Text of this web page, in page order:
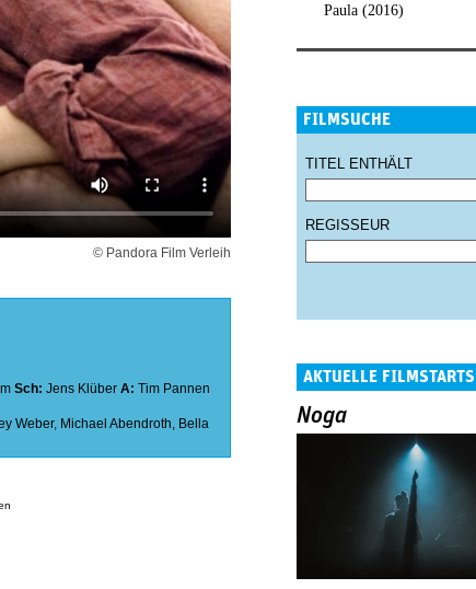
© Pandora Film Verleih
Sch: Jens Klüber A: Tim Pannen
Weber, Michael Abendroth, Bella
Paula (2016)
FILMSUCHE
TITEL ENTHÄLT
REGISSEUR
AKTUELLE FILMSTARTS
Noga